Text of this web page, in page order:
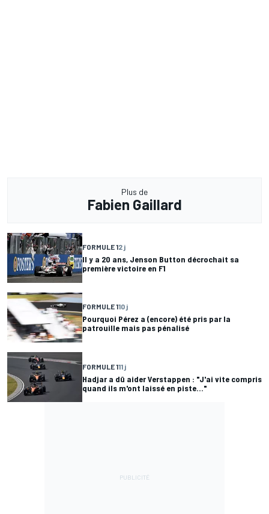
Plus de
Fabien Gaillard
FORMULE 12 j
Il y a 20 ans, Jenson Button décrochait sa
première victoire en F1
FORMULE 110 j
Pourquoi Pérez a (encore) été pris par la
patrouille mais pas pénalisé
FORMULE 111 j
Hadjar a dû aider Verstappen : "J'ai vite compris
quand ils m'ont laissé en piste..."